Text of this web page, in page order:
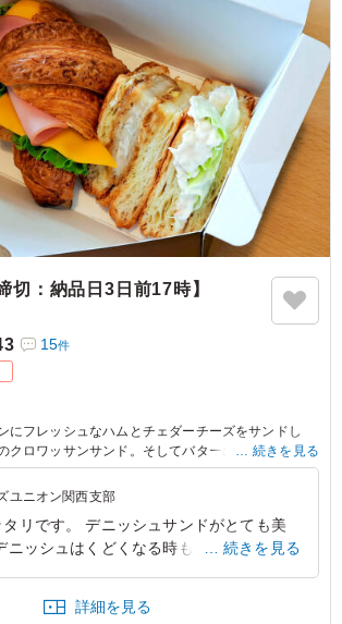
切：納品日3日前17時】
15件
にフレッシュなハムとチェダーチーズをサンドし
クロワッサンサンド。そしてバターの風味豊かなサ
ンには肉厚でジューシーなポークカツ、旨味とコク
ナマヨをサンドしました。ボリューム満点な組み合
続きを見る
ユニオン関西支部
リです。 デニッシュサンドがとても美
ニッシュはくどくなる時もあるのです
続きを見る
詳細を見る